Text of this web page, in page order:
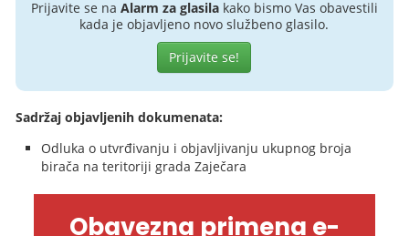
Prijavite se na Alarm za glasilakako bismo Vas obavestili
kada je objavljeno novo službeno glasilo.
Prijavite se!
Sadržaj objavljenih dokumenata:
Odluka o utvrđivanju i objavljivanju ukupnog broja
birača na teritoriji grada Zaječara
Obavezna primena e-